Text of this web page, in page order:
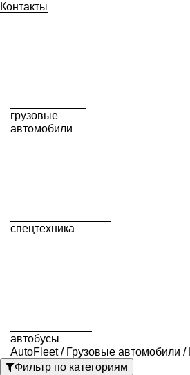
Контакты
грузовые
автомобили
спецтехника
автобусы
AutoFleet / Грузовые автомобили /
Фильтр по категориям